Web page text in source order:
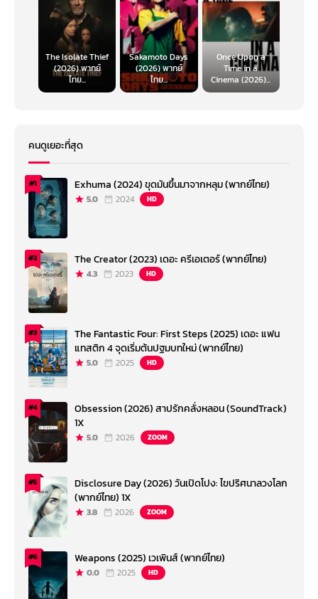
The Isolate Thief
(2026) พากย์
ไทย...
Sakamoto Days
(2026) พากย์
ไทย...
Once Upon a
Time in a
Cinema (2026)...
คนดูเยอะที่สุด
#1 Exhuma (2024) ขุดมันขึ้นมาจากหลุม (พากย์ไทย)
5.0 2024 HD
#2 The Creator (2023) เดอะ ครีเอเตอร์ (พากย์ไทย)
4.3 2023 HD
#3
The Fantastic Four: First Steps (2025) เดอะ แฟน
แทสติก 4 จุดเริ่มต้นปฐมบทใหม่ (พากย์ไทย)
5.0 2025 HD
#4
Obsession (2026) สาปรักคลั่งหลอน (SoundTrack)
1X
5.0 2026 ZOOM
#5
Disclosure Day (2026) วันเปิดโปง: ไขปริศนาลวงโลก
(พากย์ไทย) 1X
3.8 2026 ZOOM
#6 Weapons (2025) เวเพินส์ (พากย์ไทย)
0.0 2025 HD